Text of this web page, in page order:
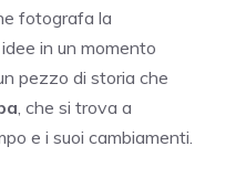
fotografa la
in un momento
pezzo di storia che
, che si trova a
e i suoi cambiamenti.